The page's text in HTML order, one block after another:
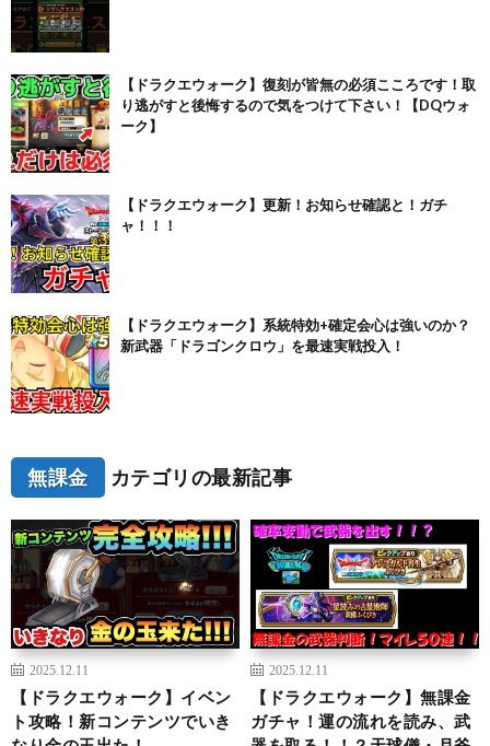
【ドラクエウォーク】復刻が皆無の必須こころです！取
り逃がすと後悔するので気をつけて下さい！【DQウォ
ーク】
【ドラクエウォーク】更新！お知らせ確認と！ガチ
ャ！！！
【ドラクエウォーク】系統特効+確定会心は強いのか？
新武器「ドラゴンクロウ」を最速実戦投入！
無課金 カテゴリの最新記事
2025.12.11
【ドラクエウォーク】イベン
ト攻略！新コンテンツでいき
2025.12.11
【ドラクエウォーク】無課金
ガチャ！運の流れを読み、武